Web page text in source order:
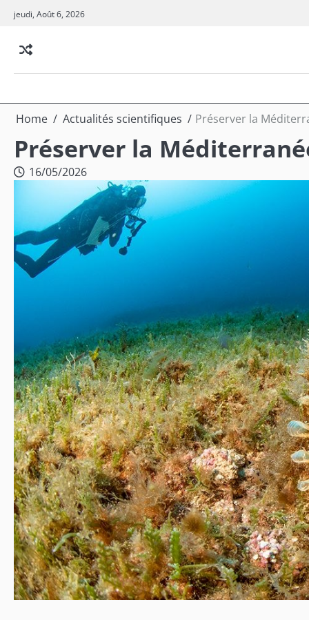
Skip
content
jeudi, Août 6, 2026
Home Actualités scientifiques Préserver la
Préserver la
16/05/2026